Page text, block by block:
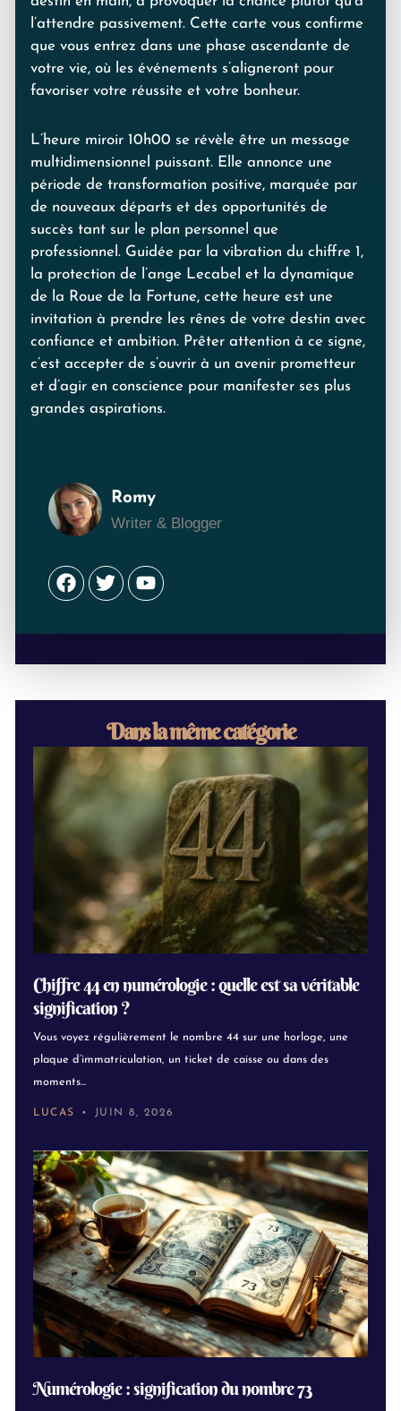
l’attendre passivement. Cette carte vous confirme
que vous entrez dans une phase ascendante de
votre vie, où les événements s’aligneront pour
favoriser votre réussite et votre bonheur.
L’heure miroir 10h00 se révèle être un message
multidimensionnel puissant. Elle annonce une
période de transformation positive, marquée par
de nouveaux départs et des opportunités de
succès tant sur le plan personnel que
professionnel. Guidée par la vibration du chiffre 1,
la protection de l’ange Lecabel et la dynamique
de la Roue de la Fortune, cette heure est une
invitation à prendre les rênes de votre destin avec
confiance et ambition. Prêter attention à ce signe,
c’est accepter de s’ouvrir à un avenir prometteur
et d’agir en conscience pour manifester ses plus
grandes aspirations.
Romy
Writer & Blogger
Facebook
TwitterYoutube
Dans la même catégorie
Chiffre 44 en numérologie : quelle est sa véritable
signification ?
Vous voyez régulièrement le nombre 44 sur une horloge, une
plaque d’immatriculation, un ticket de caisse ou dans des
moments...
LUCAS JUIN 8, 2026
Numérologie : signification du nombre 73